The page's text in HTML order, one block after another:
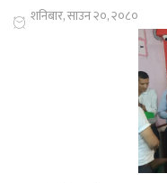
शनिबार, साउन २०, २०८०